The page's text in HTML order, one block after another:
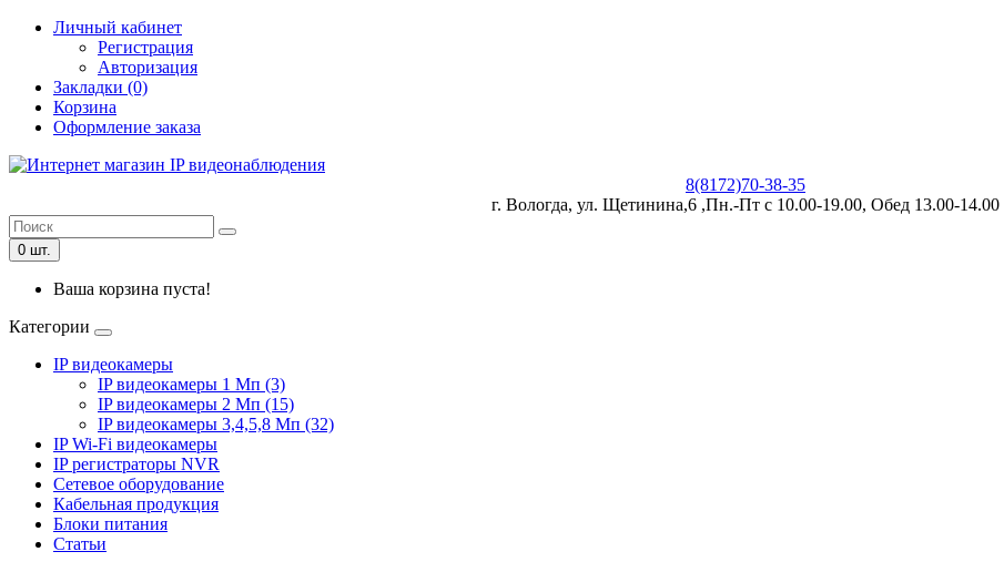
Личный кабинет
Регистрация
Авторизация
Закладки (0)
Корзина
Оформление заказа
8(8172)70-38-35
г. Вологда, ул. Щетинина,6 ,Пн.-Пт с 10.00-19.00, Обед 13.00-14.00
0 шт.
Ваша корзина пуста!
Категории
IP видеокамеры
IP видеокамеры 1 Мп (3)
IP видеокамеры 2 Мп (15)
IP видеокамеры 3,4,5,8 Мп (32)
IP Wi-Fi видеокамеры
IP регистраторы NVR
Сетевое оборудование
Кабельная продукция
Блоки питания
Статьи